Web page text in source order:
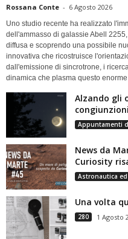
Rossana Conte - 6 Agosto 2026
Uno studio recente ha realizzato
dell'ammasso di galassie Abell
diffusa e scoprendo una possibile
innovativa che ricostruisce
dall'emissione di sincrotrone, i
dinamica che plasma questo
Alzando gli
Appuntamenti
News da
Curiosity
Astronautica
Una volta
280 1 Agosto